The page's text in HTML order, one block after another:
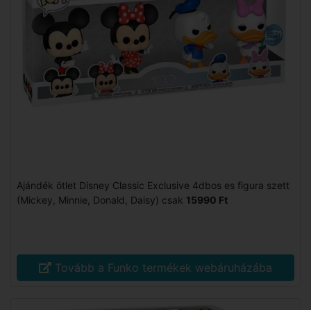
Ajándék ötlet Disney Classic Exclusive 4dbos es figura szett
(Mickey, Minnie, Donald, Daisy) csak 15990 Ft
Tovább a Funko termékek webáruházába